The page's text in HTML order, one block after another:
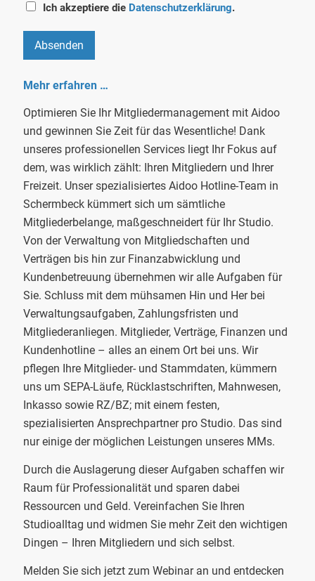
Ich akzeptiere die Datenschutzerklärung.
Absenden
Mehr erfahren …
Optimieren Sie Ihr Mitgliedermanagement mit Aidoo
und gewinnen Sie Zeit für das Wesentliche! Dank
unseres professionellen Services liegt Ihr Fokus auf
dem, was wirklich zählt: Ihren Mitgliedern und Ihrer
Freizeit. Unser spezialisiertes Aidoo Hotline-Team in
Schermbeck kümmert sich um sämtliche
Mitgliederbelange, maßgeschneidert für Ihr Studio.
Von der Verwaltung von Mitgliedschaften und
Verträgen bis hin zur Finanzabwicklung und
Kundenbetreuung übernehmen wir alle Aufgaben für
Sie. Schluss mit dem mühsamen Hin und Her bei
Verwaltungsaufgaben, Zahlungsfristen und
Mitgliederanliegen. Mitglieder, Verträge, Finanzen und
Kundenhotline – alles an einem Ort bei uns. Wir
pflegen Ihre Mitglieder- und Stammdaten, kümmern
uns um SEPA-Läufe, Rücklastschriften, Mahnwesen,
Inkasso sowie RZ/BZ; mit einem festen,
spezialisierten Ansprechpartner pro Studio. Das sind
nur einige der möglichen Leistungen unseres MMs.
Durch die Auslagerung dieser Aufgaben schaffen wir
Raum für Professionalität und sparen dabei
Ressourcen und Geld. Vereinfachen Sie Ihren
Studioalltag und widmen Sie mehr Zeit den wichtigen
Dingen – Ihren Mitgliedern und sich selbst.
Melden Sie sich jetzt zum Webinar an und entdecken